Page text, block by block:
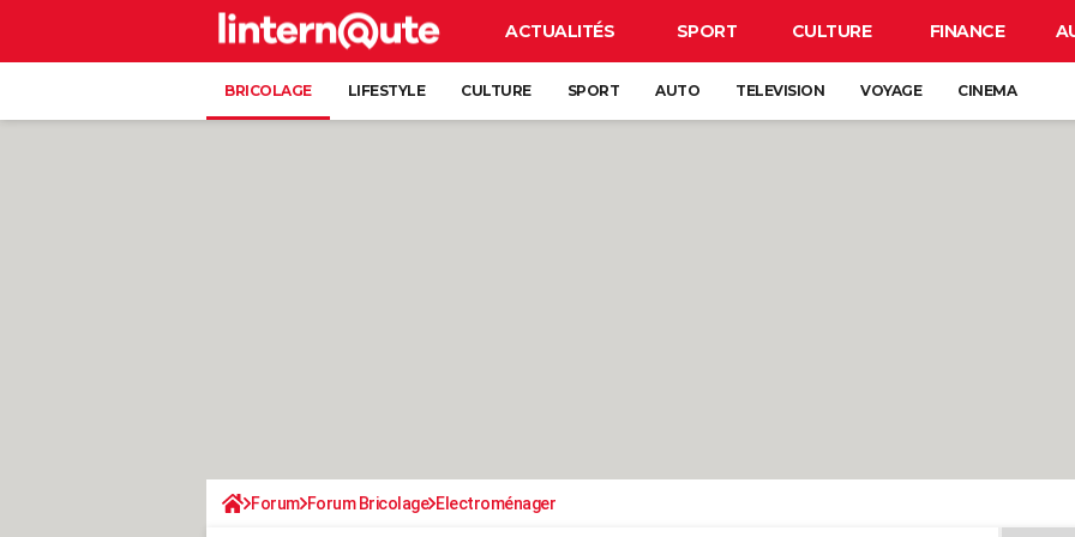
ACTUALITÉS SPORT CULTURE FINANCE
BRICOLAGE LIFESTYLE CULTURE SPORT AUTO TELEVISION VOYAGE CINEMA
Forum Forum Bricolage Electroménager